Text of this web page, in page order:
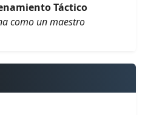
Táctico
como un maestro